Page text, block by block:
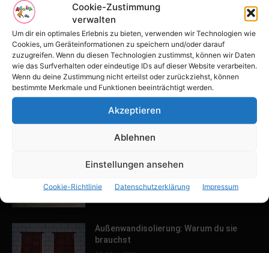
Cookie-Zustimmung
verwalten
Um dir ein optimales Erlebnis zu bieten, verwenden wir Technologien wie
Cookies, um Geräteinformationen zu speichern und/oder darauf
zuzugreifen. Wenn du diesen Technologien zustimmst, können wir Daten
wie das Surfverhalten oder eindeutige IDs auf dieser Website verarbeiten.
Wenn du deine Zustimmung nicht erteilst oder zurückziehst, können
bestimmte Merkmale und Funktionen beeinträchtigt werden.
Akzeptieren
Ablehnen
Einstellungen ansehen
Cookie-Richtlinie Datenschutzerklärung Impressum
ein
16. April 2026
Familien-Paradies an der Adria
31. März 2026
Keller ausbauen: Tipps und Ideen für
dein Zuhause
13. März 2026
Außenwandisolierung: Warum du sie
brauchst